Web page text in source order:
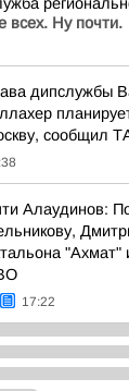
всех. Ну почти.
дипслужбы
сообщил
Алаудинов:
17:22